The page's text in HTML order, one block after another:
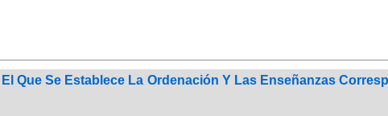
El Que Se Establece La Ordenación Y Las Enseñanzas